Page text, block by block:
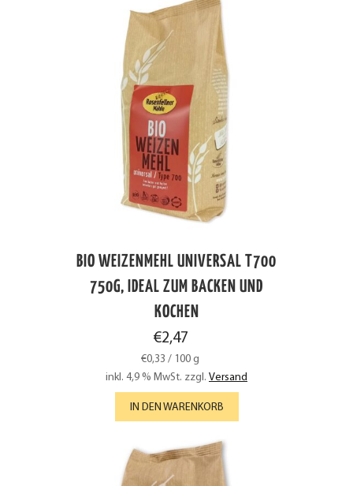
BIO WEIZENMEHL UNIVERSAL T700
750G, IDEAL ZUM BACKEN UND
KOCHEN
€2,47
€0,33 / 100 g
inkl. 4,9 % MwSt. zzgl. Versand
IN DEN WARENKORB